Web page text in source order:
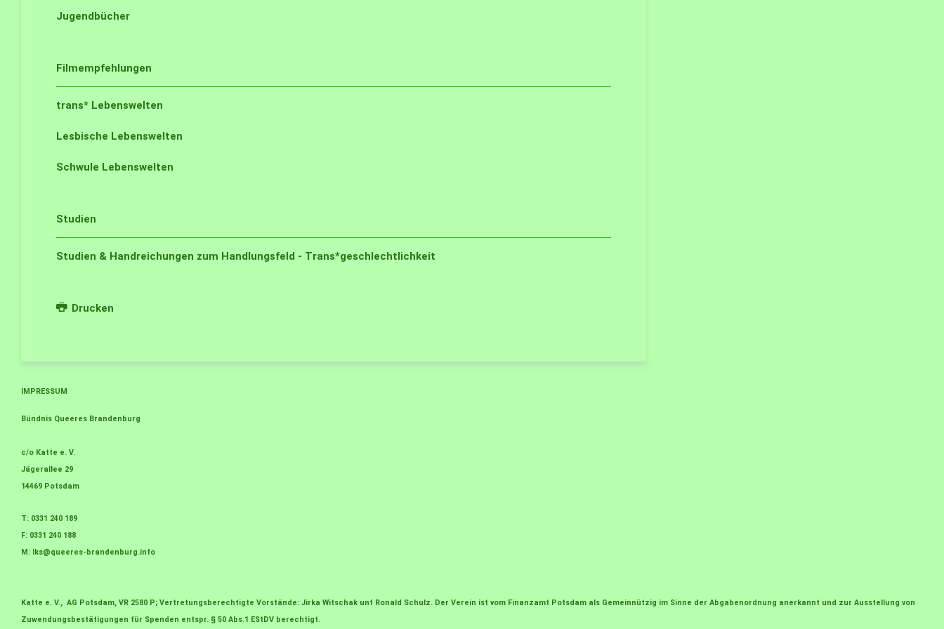
Jugendbücher
Filmempfehlungen
trans* Lebenswelten
Lesbische Lebenswelten
Schwule Lebenswelten
Studien
Studien & Handreichungen zum Handlungsfeld - Trans*geschlechtlichkeit
Drucken
IMPRESSUM
Bündnis Queeres Brandenburg
c/o Katte e. V.
Jägerallee 29
14469 Potsdam
T: 0331 240 189
F: 0331 240 188
M: lks@queeres-brandenburg.info
Katte e. V., AG Potsdam, VR 2580 P; Vertretungsberechtigte Vorstände: Jirka Witschak unf Ronald Schulz. Der Verein ist vom Finanzamt Potsdam als Gemeinnützig im Sinne der Abgabenordnung anerkannt und zur Ausstellung von
Zuwendungsbestätigungen für Spenden entspr. § 50 Abs.1 EStDV berechtigt.